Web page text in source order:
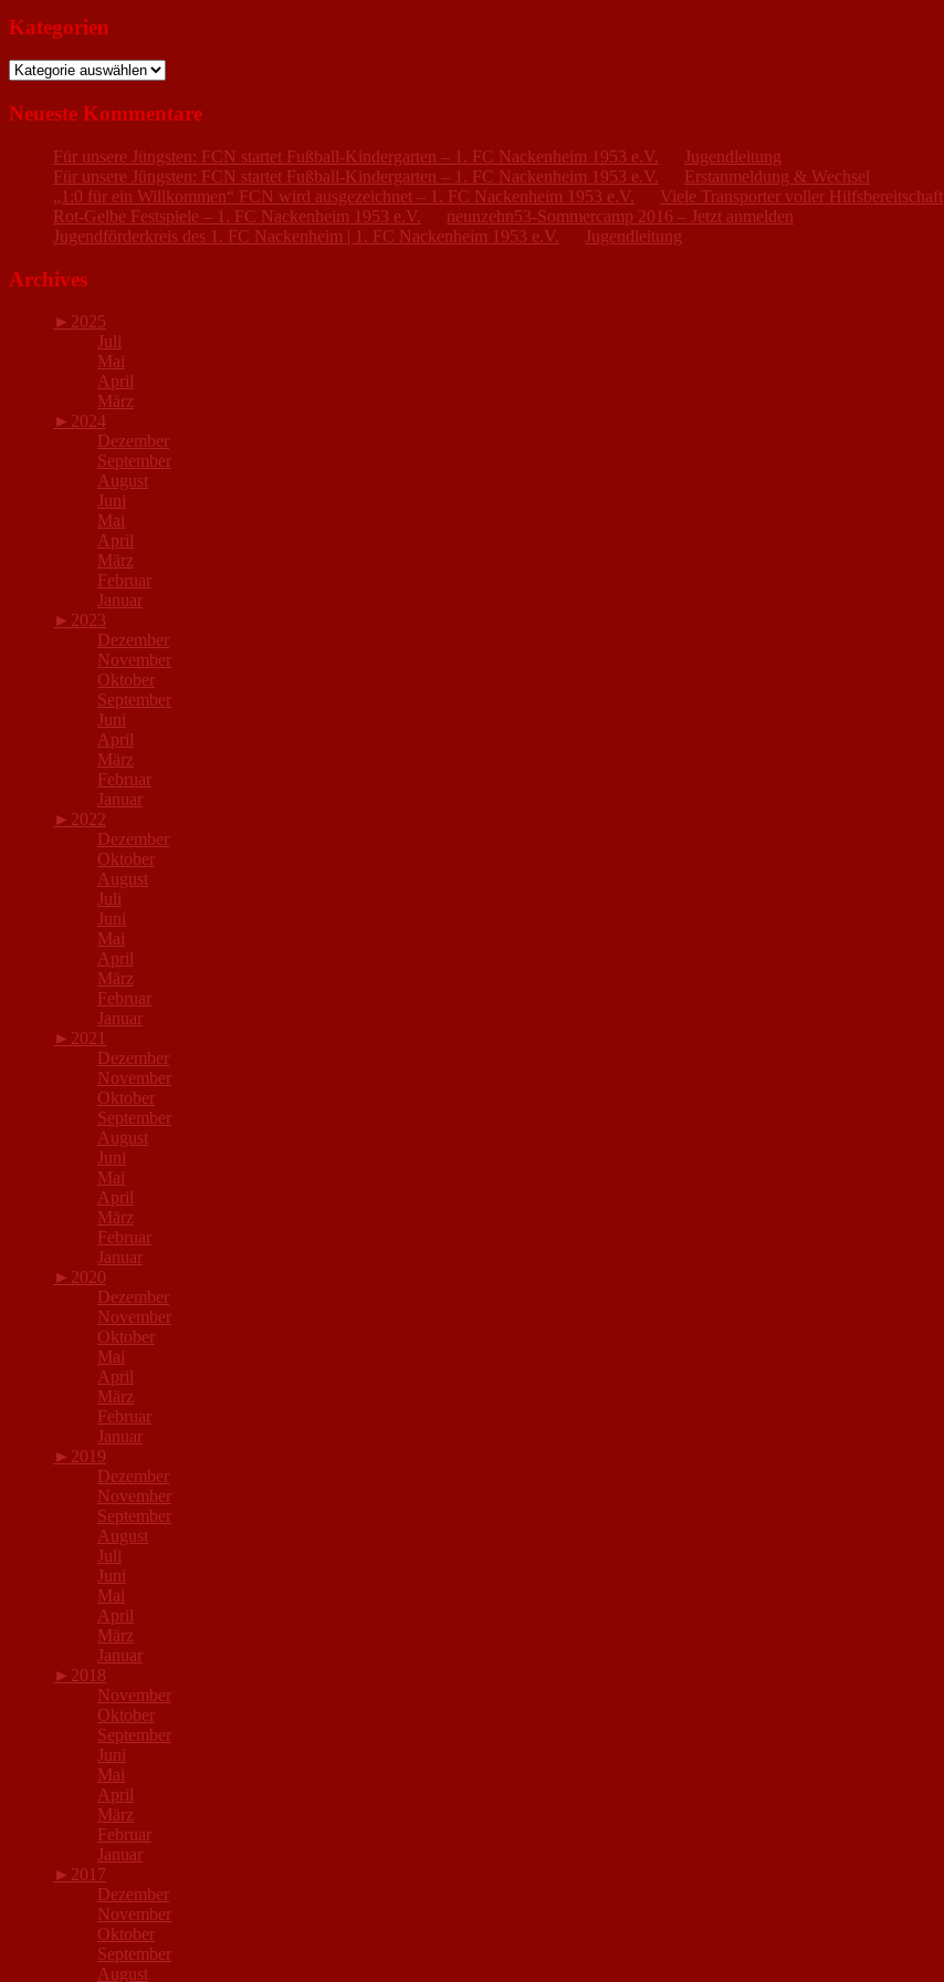
Kategorien
Kategorien
Neueste Kommentare
Für unsere Jüngsten: FCN startet Fußball-Kindergarten – 1. FC Nackenheim 1953 e.V.
Jugendleitung
Für unsere Jüngsten: FCN startet Fußball-Kindergarten – 1. FC Nackenheim 1953 e.V.
Erstanmeldung & Wechsel
„1:0 für ein Willkommen“ FCN wird ausgezeichnet – 1. FC Nackenheim 1953 e.V.
Viele Transporter voller Hilfsbereitschaft
Rot-Gelbe Festspiele – 1. FC Nackenheim 1953 e.V.
neunzehn53-Sommercamp 2016 – Jetzt anmelden
Jugendförderkreis des 1. FC Nackenheim | 1. FC Nackenheim 1953 e.V.
Jugendleitung
Archives
► 2025
Juli
Mai
April
März
► 2024
Dezember
September
August
Juni
Mai
April
März
Februar
Januar
► 2023
Dezember
November
Oktober
September
Juni
April
März
Februar
Januar
► 2022
Dezember
Oktober
August
Juli
Juni
Mai
April
März
Februar
Januar
► 2021
Dezember
November
Oktober
September
August
Juni
Mai
April
März
Februar
Januar
► 2020
Dezember
November
Oktober
Mai
April
März
Februar
Januar
► 2019
Dezember
November
September
August
Juli
Juni
Mai
April
März
Januar
► 2018
November
Oktober
September
Juni
Mai
April
März
Februar
Januar
► 2017
Dezember
November
Oktober
September
August